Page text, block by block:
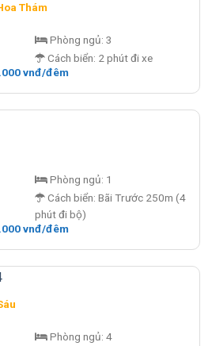
Thám
Phòng ngủ: 3
Cách biển: 2 phút đi xe
vnđ/đêmGiá
tại
1.900.000 vnđ/
Phòng ngủ: 1
Cách biển: Bãi Trước 250m (4
phút đi bộ)
vnđ/đêmGiá
tại
1.500.000 vnđ/
Phòng ngủ: 4